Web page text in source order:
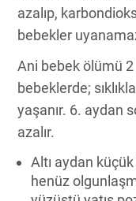
azalıp,
bebekler
Ani bebek ölümü
bebeklerde;
yaşanır. 6. aydan
azalır.
Altı aydan
henüz